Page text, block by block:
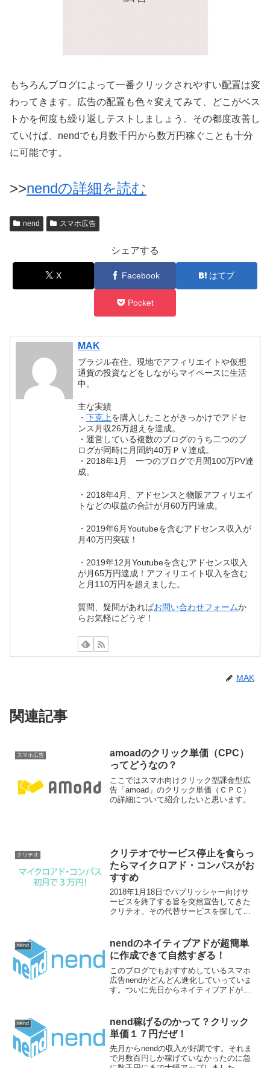
もちろんブログによって一番クリックされやすい配置は変
わってきます。広告の配置も色々変えてみて、どこがベス
トかを何度も繰り返しテストしましょう。その都度改善し
ていけば、nendでも月数千円から数万円稼ぐことも十分
に可能です。
>>nendの詳細を読む
nend スマホ広告
シェアする
X Facebook はてブ
Pocket
MAK
ブラジル在住。現地でアフィリエイトや仮想
通貨の投資などをしながらマイペースに生活
中。
主な実績
・下克上を購入したことがきっかけでアドセ
ンス月収26万超えを達成。
・運営している複数のブログのうち二つのブ
ログが同時に月間約40万ＰＶ達成。
・2018年1月 一つのブログで月間100万PV達
成。
・2018年4月、アドセンスと物販アフィリエイ
トなどの収益の合計が月60万円達成。
・2019年6月Youtubeを含むアドセンス収入が
月40万円突破！
・2019年12月Youtubeを含むアドセンス収入
が月65万円達成！アフィリエイト収入を含む
と月110万円を超えました。
質問、疑問があればお問い合わせフォームか
らお気軽にどうぞ！
MAK
関連記事
スマホ広告
amoadのクリック単価（CPC）
ってどうなの？
ここではスマホ向けクリック型課金型広
告「amoad」のクリック単価（ＣＰＣ）
の詳細について紹介したいと思います。
クリテオ
クリテオでサービス停止を食らっ
たらマイクロアド・コンパスがお
すすめ
2018年1月18日でパブリッシャー向けサ
ービスを終了する旨を突然宣告してきた
クリテオ。その代替サービスを探してい
た。マイクロアド・コンパスを使ってみ
た１ヶ月の成果をご報...
nend
nendのネイティブアドが超簡単
に作成できて自然すぎる！
このブログでもおすすめしているスマホ
広告nendがどんどん進化していっていま
す。ついに先日からネイティブアドが登
た。
nend
nend稼げるのかって？クリック
単価１７円だぜ！
先月からnendの収入が好調です。それま
で月数百円しか稼げていなかったのに急